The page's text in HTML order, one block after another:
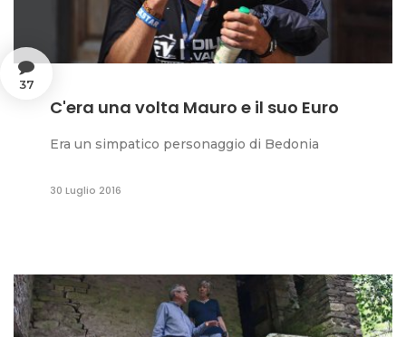
37
C'era una volta Mauro e il suo Euro
Era un simpatico personaggio di Bedonia
30 Luglio 2016